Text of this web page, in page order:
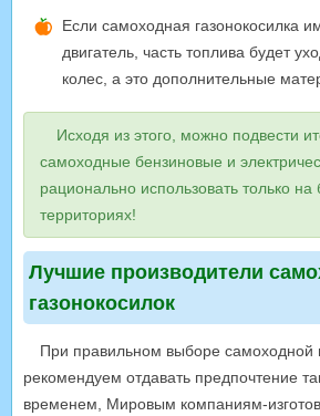
Если самоходная газонокосилка
двигатель, часть топлива будет
колес, а это дополнительные
Исходя из этого, можно подвести
самоходные бензиновые и
рационально использовать только
территориях!
Лучшие производители
газонокосилок
При правильном выборе самоходной
рекомендуем отдавать предпочтение
временем, Мировым компаниям-